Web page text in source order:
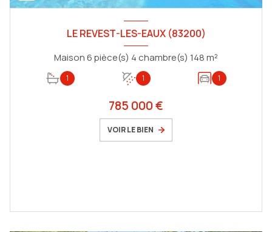
LE REVEST-LES-EAUX (83200)
Maison 6 pièce(s) 4 chambre(s) 148 m²
1 1 1
785 000 €
VOIR LE BIEN